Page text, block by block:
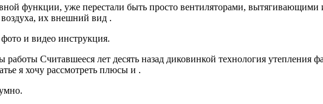
функции, уже перестали быть просто вентиляторами,
их внешний вид .
и видео инструкция.
Считавшееся лет десять назад диковинкой технология утепления
я хочу рассмотреть плюсы и .